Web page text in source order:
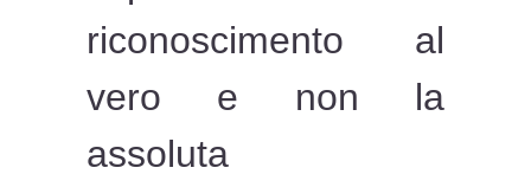
riconoscimento al
vero e non la
assoluta